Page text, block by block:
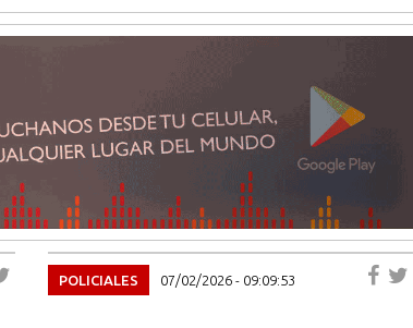
POLICIALES 07/02/2026 - 09:09:53